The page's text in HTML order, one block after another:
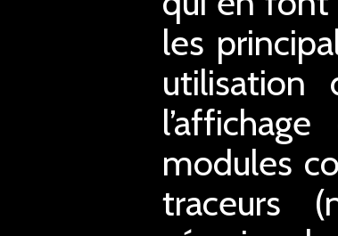
les
utilisation
modules
traceurs